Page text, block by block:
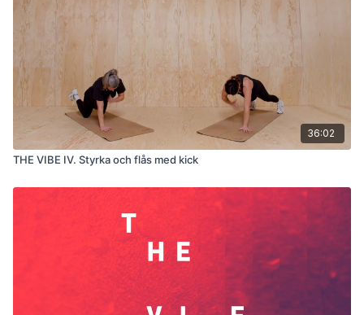
36:02
THE VIBE IV. Styrka och flås med kick